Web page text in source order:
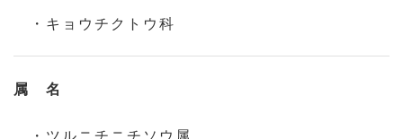
・キョウチクトウ科
属 名
・ツルニチニチソウ属